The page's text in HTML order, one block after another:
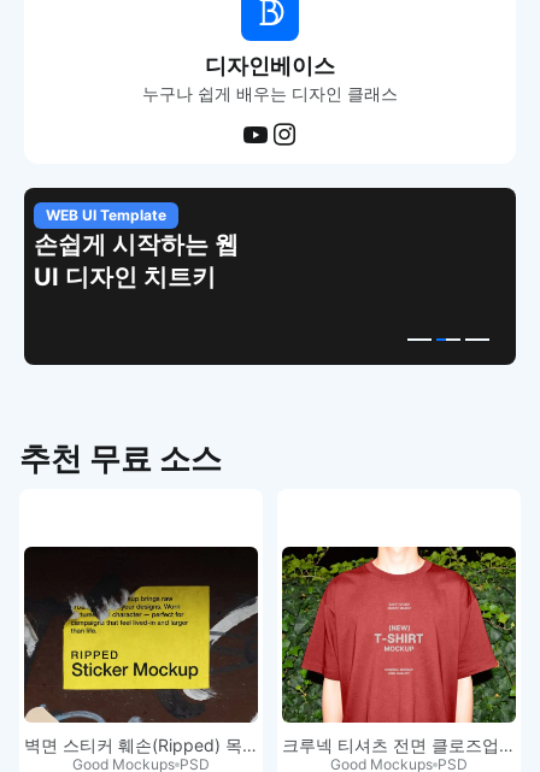
디자인베이스
누구나 쉽게 배우는 디자인 클래스
WEB UI Template
손쉽게 시작하는 웹
UI 디자인 치트키
추천 무료 소스
벽면 스티커 훼손(Ripped) 목업
Good Mockups PSD
크루넥 티셔츠 전면 클로즈업 목업
Good Mockups PSD